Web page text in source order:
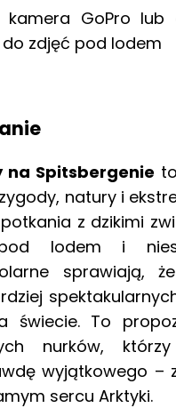
kamera GoPro
zdjęć pod lodem
na Spitsbergenie
natury i
z dzikimi
lodem i
sprawiają,
świecie. To
nurków,
wyjątkowego –
sercu Arktyki.